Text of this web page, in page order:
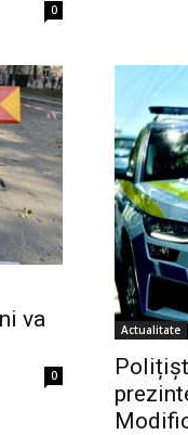
0
va
0
Actualitate